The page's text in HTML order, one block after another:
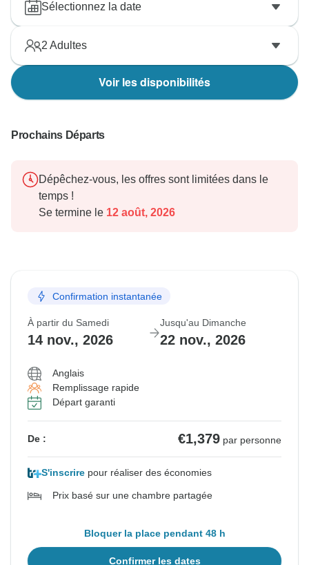
Sélectionnez la date
2 Adultes
Voir les disponibilités
Prochains Départs
Dépêchez-vous, les offres sont limitées dans le
temps !
Se termine le 12 août, 2026
Confirmation instantanée
À partir du Samedi
14 nov., 2026
Jusqu'au Dimanche
22 nov., 2026
Anglais
Remplissage rapide
Départ garanti
De : €1,379 par personne
S'inscrire pour réaliser des économies
Prix basé sur une chambre partagée
Bloquer la place pendant 48 h
Confirmer les dates